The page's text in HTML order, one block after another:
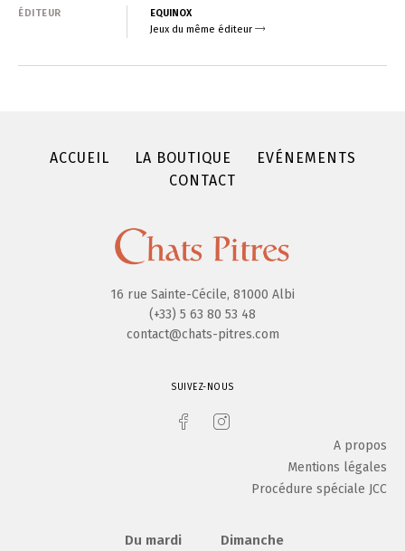
ÉDITEUR
EQUINOX
Jeux du même éditeur
ACCUEIL LA BOUTIQUE
EVÉNEMENTS
CONTACT
SUIVEZ-NOUS
16 rue Sainte-Cécile, 81000 Albi
(+33) 5 63 80 53 48
contact@chats-pitres.com
A propos
Mentions légales
Procédure spéciale JCC
Du mardi Dimanche